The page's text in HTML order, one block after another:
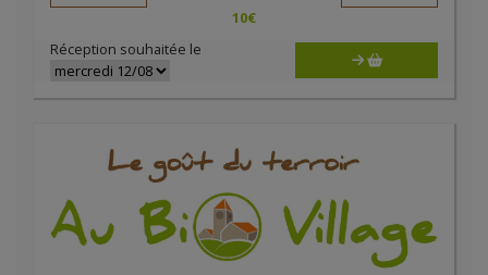
10€
Réception souhaitée le